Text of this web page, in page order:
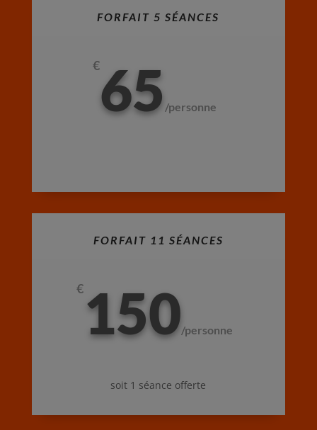
FORFAIT 5 SÉANCES
€65 /personne
FORFAIT 11 SÉANCES
€ 150/personne
soit 1 séance offerte